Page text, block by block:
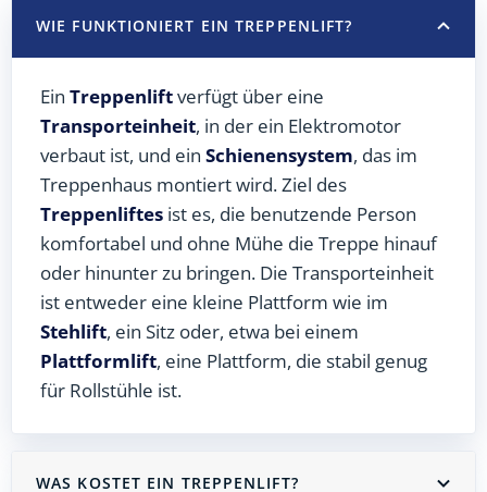
WIE FUNKTIONIERT EIN TREPPENLIFT?
Ein Treppenliftverfügt über eine
Transporteinheit, in der ein Elektromotor
verbaut ist, und ein Schienensystem, das im
Treppenhaus montiert wird. Ziel des
Treppenliftes ist es, die benutzende Person
komfortabel und ohne Mühe die Treppe hinauf
oder hinunter zu bringen. Die Transporteinheit
ist entweder eine kleine Plattform wie im
Stehlift, ein Sitz oder, etwa bei einem
Plattformlift, eine Plattform, die stabil genug
für Rollstühle ist.
WAS KOSTET EIN TREPPENLIFT?